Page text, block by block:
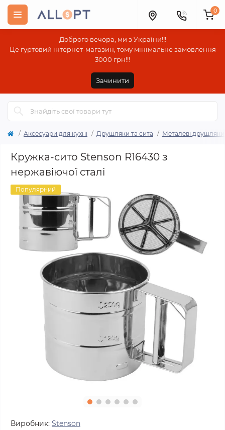
Доброго вечора, ми з України!!!
Це гуртовий інтернет-магазин, тому мінімальне замовлення
3000 грн!!!
Зачинити
0
Аксесуари для кухні Друшляки та сита Металеві друшляки
Кружка-сито Stenson R16430 з
нержавіючої сталі
Популярний
Виробник: Stenson